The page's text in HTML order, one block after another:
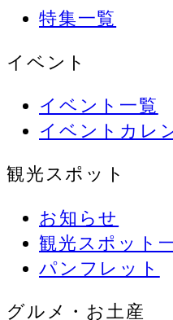
特集一覧
イベント
イベント一覧
イベントカレ
観光スポット
お知らせ
観光スポット
パンフレット
グルメ・お土産